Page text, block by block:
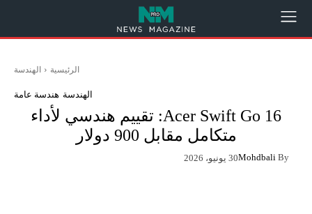
الرئيسية الهندسة
الهندسة هندسة عامة
Acer Swift Go 16: تقييم هندسي لأداء
متكامل مقابل 900 دولار
By
Mohdbali30 يونيو، 2026